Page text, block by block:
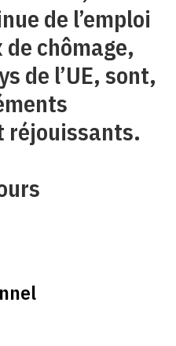
de l’emploi
chômage,
de l’UE, sont,
réjouissants.